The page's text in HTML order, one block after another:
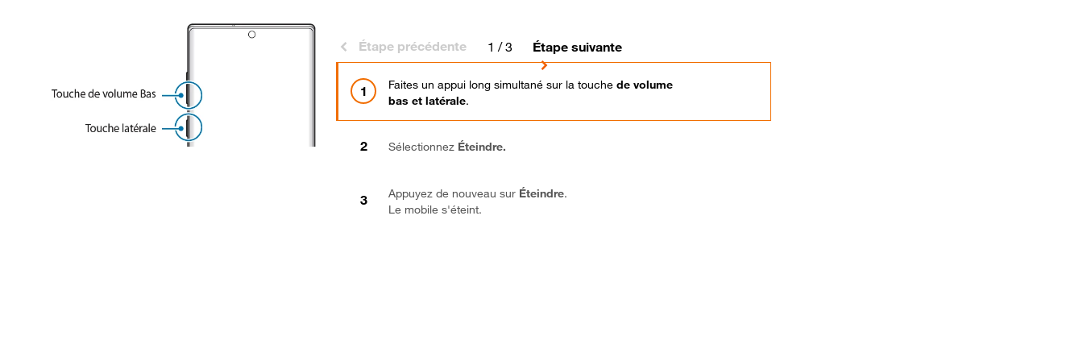
Étape précédente 1 / 3 Étape suivante
Faites un appui long simultané sur la touche de volume
bas et latérale.
Sélectionnez Éteindre.
Appuyez de nouveau sur Éteindre.
Le mobile s'éteint.